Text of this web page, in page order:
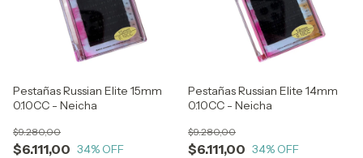
Pestañas Russian Elite 15mm
0.10CC - Neicha
$6.111,00
$9.280,00
34% OFF
Pestañas Russian Elite 14mm
0.10CC - Neicha
$6.111,00
$9.280,00
34% OFF